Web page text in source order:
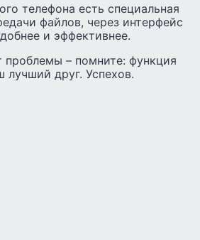
телефона есть специальная
файлов, через интерфейс
и эффективнее.
проблемы – помните: функция
лучший друг. Успехов.